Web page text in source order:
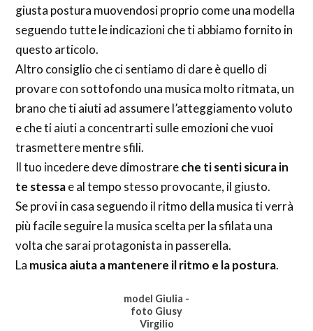
giusta postura muovendosi proprio come una modella
seguendo tutte le indicazioni che ti abbiamo fornito in
questo articolo.
Altro consiglio che ci sentiamo di dare è quello di
provare con sottofondo una musica molto ritmata, un
brano che ti aiuti ad assumere l’atteggiamento voluto
e che ti aiuti a concentrarti sulle emozioni che vuoi
trasmettere mentre sfili.
Il tuo incedere deve dimostrareche ti senti sicura in
te stessae al tempo stesso provocante, il giusto.
Se provi in casa seguendo il ritmo della musica ti verrà
più facile seguire la musica scelta per la sfilata una
volta che sarai protagonista in passerella.
La musica aiuta a mantenere il ritmo e la postura.
model Giulia -
foto Giusy
Virgilio